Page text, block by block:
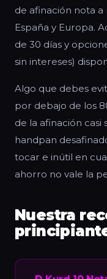
de afinación nota
España y Europa.
de 30 días y
sin intereses)
Algo que debes
por debajo de los
de la afinación
handpan
tocar e inútil en
ahorro no vale la
Nuestra